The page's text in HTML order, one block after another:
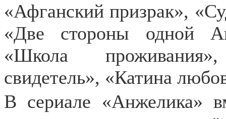
«Афганский призрак»,
«Две стороны одной
«Школа
свидетель», «Катина
В сериале «Анжелика»